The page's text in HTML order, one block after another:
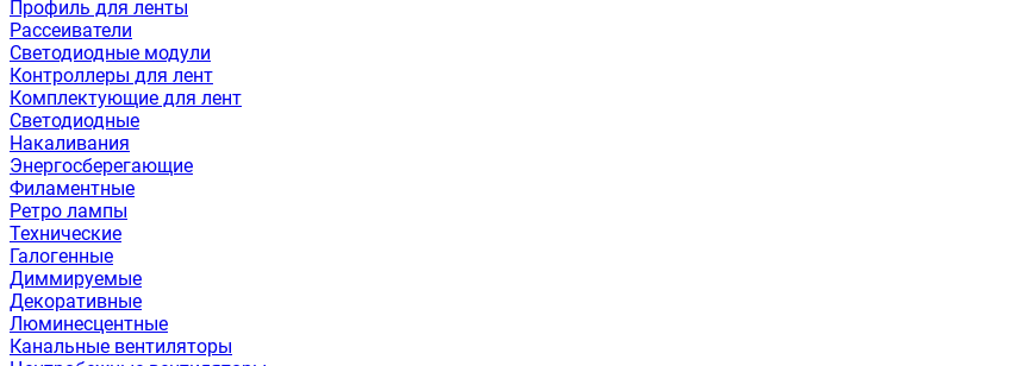
Профиль для ленты
Рассеиватели
Светодиодные модули
Контроллеры для лент
Комплектующие для лент
Светодиодные
Накаливания
Энергосберегающие
Филаментные
Ретро лампы
Технические
Галогенные
Диммируемые
Декоративные
Люминесцентные
Канальные вентиляторы